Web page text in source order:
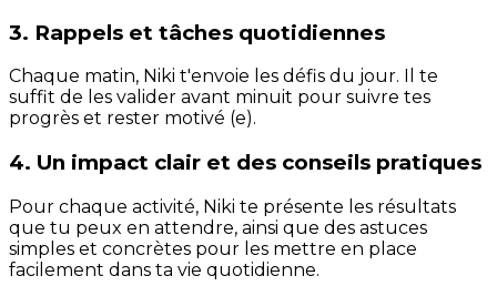
3. Rappels et tâches quotidiennes
Chaque matin, Niki t'envoie les défis du jour. Il te
suffit de les valider avant minuit pour suivre tes
progrès et rester motivé (e).
4. Un impact clair et des conseils pratiques
Pour chaque activité, Niki te présente les résultats
que tu peux en attendre, ainsi que des astuces
simples et concrètes pour les mettre en place
facilement dans ta vie quotidienne.